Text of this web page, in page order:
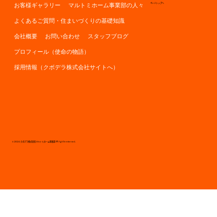
© 2024 クボデラ株式会社マルトミホーム事業部 All rights reserved.
お客様ギャラリー マルトミホーム事業部の人々
よくあるご質問・住まいづくりの基礎知識
会社概要 お問い合わせ スタッフブログ
プロフィール（使命の物語）
採用情報（クボデラ株式会社サイトへ）
ページトップへ